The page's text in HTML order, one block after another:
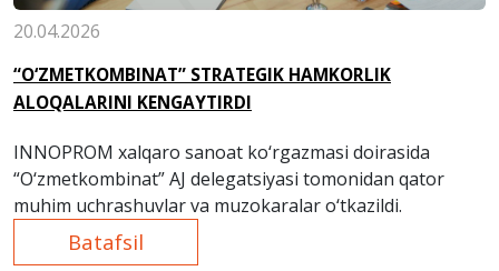
20.04.2026
“O‘ZMETKOMBINAT” STRATEGIK HAMKORLIK
ALOQALARINI KENGAYTIRDI
INNOPROM xalqaro sanoat ko‘rgazmasi doirasida
“O‘zmetkombinat” AJ delegatsiyasi tomonidan qator
muhim uchrashuvlar va muzokaralar o‘tkazildi.
Batafsil